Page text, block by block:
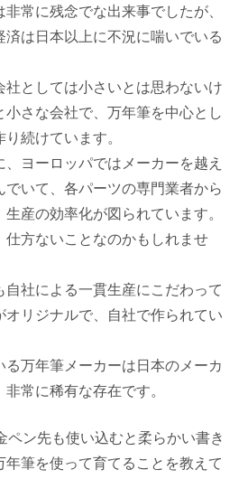
常に残念でな出来事でしたが、
は日本以上に不況に喘いでいる
としては小さいとは思わないけ
さな会社で、万年筆を中心とし
続けています。
ヨーロッパではメーカーを越え
いて、各パーツの専門業者から
産の効率化が図られています。
仕方ないことなのかもしれませ
自社による一貫生産にこだわって
リジナルで、自社で作られてい
万年筆メーカーは日本のメーカ
常に稀有な存在です。
ペン先も使い込むと柔らかい書き
筆を使って育てることを教えて